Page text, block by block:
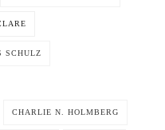
SCHULZ
CHARLIE N. HOLMBERG